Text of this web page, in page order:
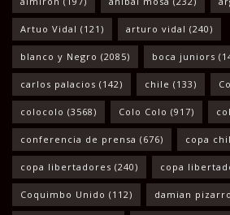
Artuo Vidal (121) arturo vidal (240)
blanco y Negro (2085) boca juniors
carlos palacios (142) chile (133)
colocolo (3568) Colo Colo (917)
conferencia de prensa (676) copa
copa libertadores (240) copa
Coquimbo Unido (112) damian pizarro